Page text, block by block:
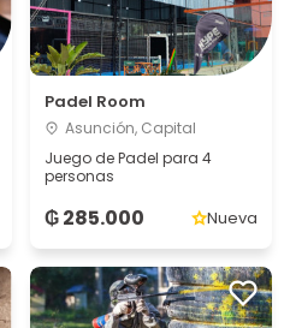
Padel Room
Asunción, Capital
Juego de Padel para 4
personas
₲ 285.000 Nueva